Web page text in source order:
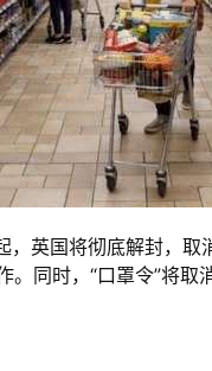
英国将彻底解封，取
同时，“口罩令”将取